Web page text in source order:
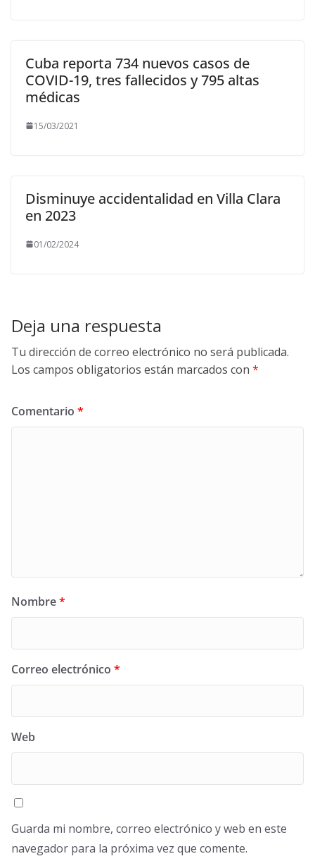
Cuba reporta 734 nuevos casos de
COVID-19, tres fallecidos y 795 altas
médicas
15/03/2021
Disminuye accidentalidad en Villa Clara
en 2023
01/02/2024
Deja una respuesta
Tu dirección de correo electrónico no será publicada.
Los campos obligatorios están marcados con *
Comentario *
Nombre*
Correo electrónico *
Web
Guarda mi nombre, correo electrónico y web en este
navegador para la próxima vez que comente.